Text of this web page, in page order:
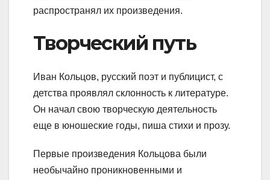
распространял их произведения.
Творческий путь
Иван Кольцов, русский поэт и публицист, с
детства проявлял склонность к литературе.
Он начал свою творческую деятельность
еще в юношеские годы, пиша стихи и прозу.
Первые произведения Кольцова были
необычайно проникновенными и